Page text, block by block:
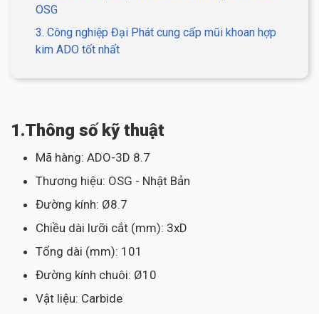
OSG
3. Công nghiệp Đại Phát cung cấp mũi khoan hợp
kim ADO tốt nhất
1.Thông số kỹ thuật
Mã hàng: ADO-3D 8.7
Thương hiệu: OSG - Nhật Bản
Đường kính: Ø8.7
Chiều dài lưỡi cắt (mm): 3xD
Tổng dài (mm): 101
Đường kính chuôi: Ø10
Vật liệu: Carbide